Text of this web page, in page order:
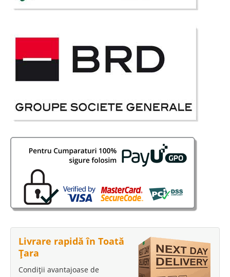
Livrare rapidă în Toată
Țara
Condiții avantajoase de